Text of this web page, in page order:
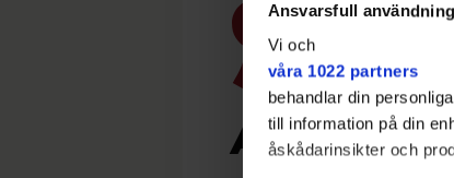
Ansvarsfull
Vi och
våra 1022 partners
behandlar din
till information på din
åskådarinsikter och
Avvakta